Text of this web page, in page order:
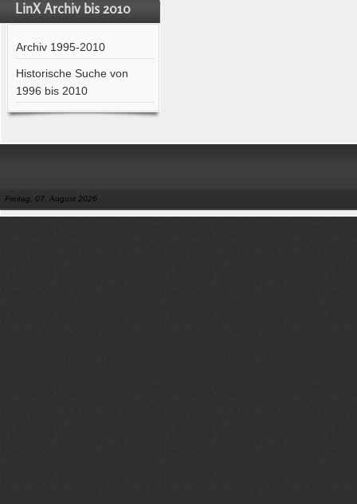
LinX Archiv bis 2010
Archiv 1995-2010
Historische Suche von
1996 bis 2010
Freitag, 07. August 2026